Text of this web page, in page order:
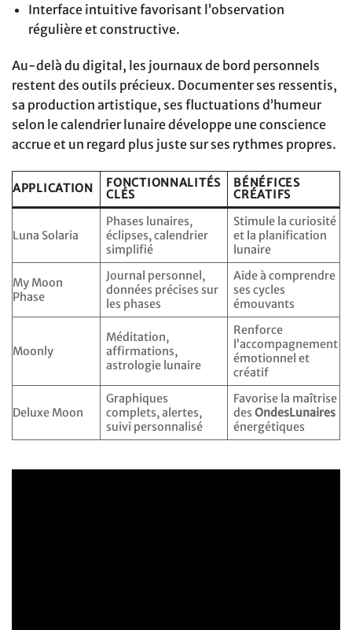
Interface intuitive favorisant l’observation
régulière et constructive.
Au-delà du digital, les journaux de bord personnels
restent des outils précieux. Documenter ses ressentis,
sa production artistique, ses fluctuations d’humeur
selon le calendrier lunaire développe une conscience
accrue et un regard plus juste sur ses rythmes propres.
APPLICATION
FONCTIONNALITÉS
CLÉS
BÉNÉFICES
CRÉATIFS
Luna Solaria
Phases lunaires,
éclipses, calendrier
simplifié
Stimule la curiosité
et la planification
lunaire
My Moon
Phase
Journal personnel,
données précises sur
les phases
Aide à comprendre
ses cycles
émouvants
Moonly
Méditation,
affirmations,
astrologie lunaire
Renforce
l’accompagnement
émotionnel et
créatif
Deluxe Moon
Graphiques
complets, alertes,
suivi personnalisé
Favorise la maîtrise
desOndesLunaires
énergétiques